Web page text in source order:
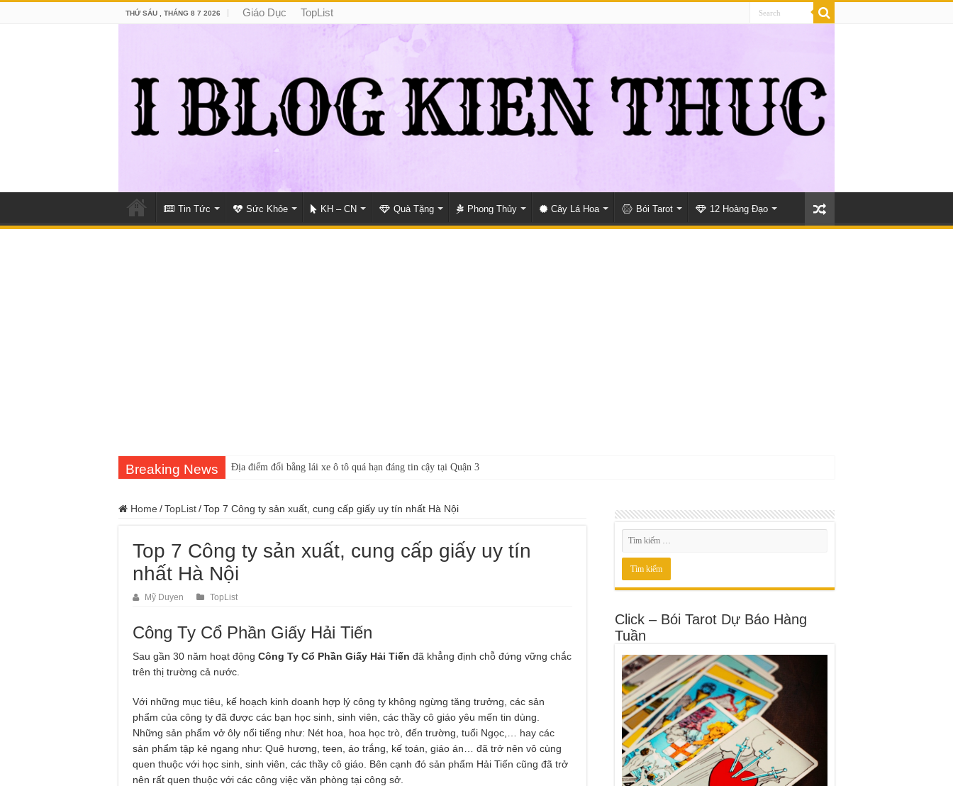
THỨ SÁU , THÁNG 8 7 2026 Giáo Dục TopList
Tin Tức Sức Khỏe KH – CN Quà Tặng Phong Thủy Cây Lá Hoa Bói Tarot 12 Hoàng Đạo
Breaking News Địa điểm đổi bằng lái xe ô tô quá hạn đáng tin cậy tại Quận 3
Home /TopList/Top 7 Công ty sản xuất, cung cấp giấy uy tín nhất Hà Nội
Top 7 Công ty sản xuất, cung cấp giấy uy tín
nhất Hà Nội
Mỹ Duyen TopList
Công Ty Cổ Phần Giấy Hải Tiến
Sau gần 30 năm hoạt động Công Ty Cổ Phần Giấy Hải Tiến đã khẳng định chỗ đứng vững chắc
trên thị trường cả nước.
Với những mục tiêu, kế hoạch kinh doanh hợp lý công ty không ngừng tăng trưởng, các sản
phẩm của công ty đã được các bạn học sinh, sinh viên, các thầy cô giáo yêu mến tin dùng.
Những sản phẩm vở ôly nổi tiếng như: Nét hoa, hoa học trò, đến trường, tuổi Ngọc,… hay các
sản phẩm tập kẻ ngang như: Quê hương, teen, áo trắng, kế toán, giáo án… đã trở nên vô cùng
quen thuộc với học sinh, sinh viên, các thầy cô giáo. Bên cạnh đó sản phẩm Hải Tiến cũng đã trở
nên rất quen thuộc với các công việc văn phòng tại công sở.
Click – Bói Tarot Dự Báo Hàng
Tuần